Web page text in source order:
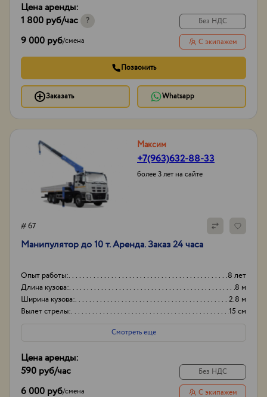
Цена аренды:
1 800 руб/час ?
9 000 руб/смена
Без НДС
С экипажем
Позвонить
Заказать Whatsapp
Максим
+7(963)632-88-33
более 3 лет на сайте
# 67
Манипулятор до 10 т. Аренда. Заказ 24 часа
Опыт работы:
8 лет
Длина кузова:
8 м
Ширина кузова:
2.8 м
Вылет стрелы:
15 см
Смотреть еще
Цена аренды:
590 руб/час
6 000 руб/смена
Без НДС
С экипажем